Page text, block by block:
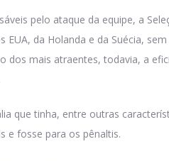
pelo ataque da equipe, a
EUA, da Holanda e da Suécia,
dos mais atraentes, todavia, a
que tinha, entre outras
e fosse para os pênaltis.